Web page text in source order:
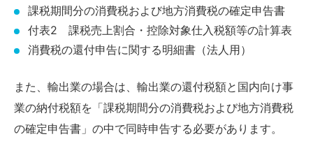
課税期間分の消費税および地方消費税の確定申告書
付表2 課税売上割合・控除対象仕入税額等の計算表
消費税の還付申告に関する明細書（法人用）
また、輸出業の場合は、輸出業の還付税額と国内向け事
業の納付税額を「課税期間分の消費税および地方消費税
の確定申告書」の中で同時申告する必要があります。